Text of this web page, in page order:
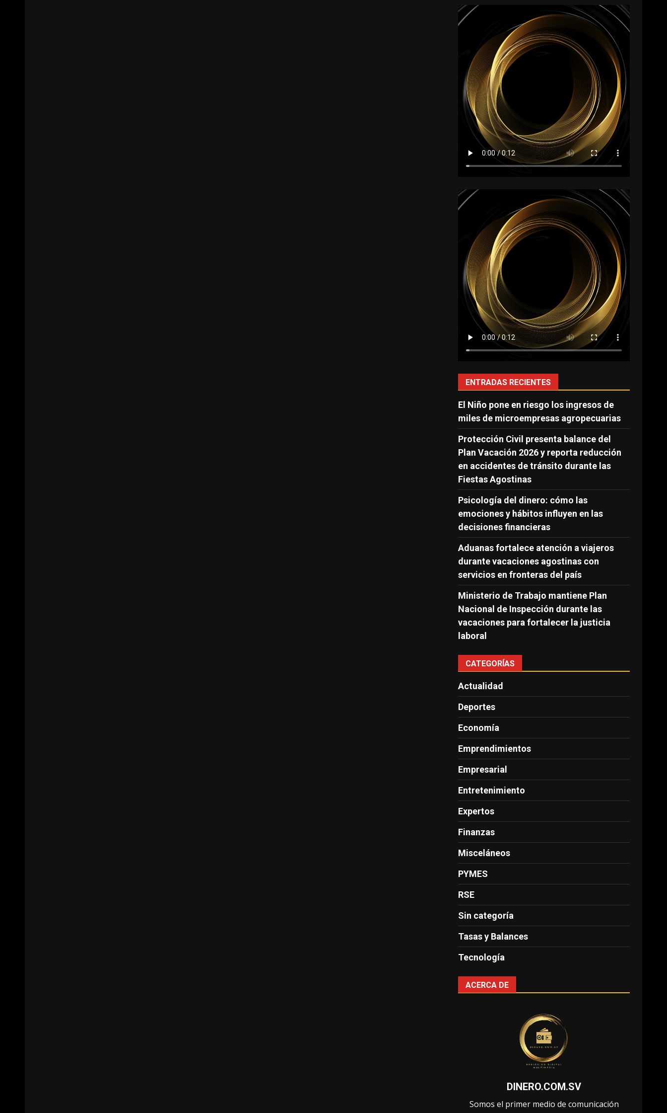
ENTRADAS RECIENTES
El Niño pone en riesgo los ingresos de
miles de microempresas agropecuarias
Protección Civil presenta balance del
Plan Vacación 2026 y reporta reducción
en accidentes de tránsito durante las
Fiestas Agostinas
Psicología del dinero: cómo las
emociones y hábitos influyen en las
decisiones financieras
Aduanas fortalece atención a viajeros
durante vacaciones agostinas con
servicios en fronteras del país
Ministerio de Trabajo mantiene Plan
Nacional de Inspección durante las
vacaciones para fortalecer la justicia
laboral
CATEGORÍAS
Actualidad
Deportes
Economía
Emprendimientos
Empresarial
Entretenimiento
Expertos
Finanzas
Misceláneos
PYMES
RSE
Sin categoría
Tasas y Balances
Tecnología
ACERCA DE
DINERO.COM.SV
Somos el primer medio de comunicación